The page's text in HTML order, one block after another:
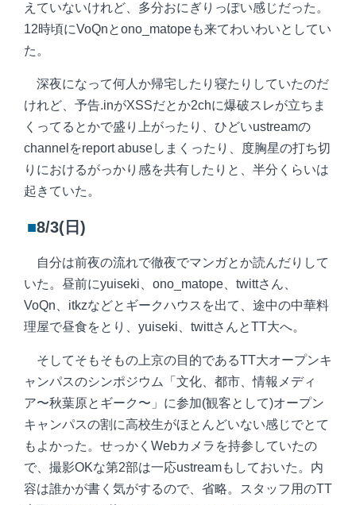
えていないけれど、多分おにぎりっぽい感じだった。
12時頃にVoQnとono_matopeも来てわいわいとしてい
た。
深夜になって何人か帰宅したり寝たりしていたのだ
けれど、予告.inがXSSだとか2chに爆破スレが立ちま
くってるとかで盛り上がったり、ひどいustreamの
channelをreport abuseしまくったり、度胸星の打ち切
りにおけるがっかり感を共有したりと、半分くらいは
起きていた。
■8/3(日)
自分は前夜の流れで徹夜でマンガとか読んだりして
いた。昼前にyuiseki、ono_matope、twittさん、
VoQn、itkzなどとギークハウスを出て、途中の中華料
理屋で昼食をとり、yuiseki、twittさんとTT大へ。
そしてそもそもの上京の目的であるTT大オープンキ
ャンパスのシンポジウム「文化、都市、情報メディ
ア〜秋葉原とギーク〜」に参加(観客として)オープン
キャンパスの割に高校生がほとんどいない感じでとて
もよかった。せっかくWebカメラを持参していたの
で、撮影OKな第2部は一応ustreamもしておいた。内
容は誰かが書く気がするので、省略。スタッフ用のTT